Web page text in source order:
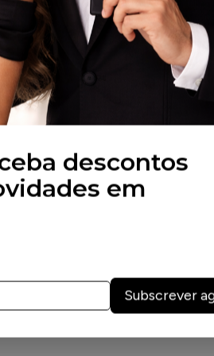
descontos
em
Subscrever